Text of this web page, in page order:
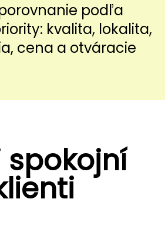
podľa
kvalita, lokalita,
cena a otváracie
spokojní